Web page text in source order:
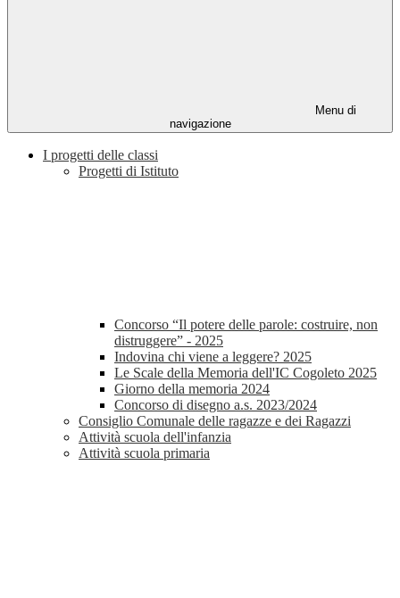
Menu di
navigazione
I progetti delle classi
Progetti di Istituto
Concorso “Il potere delle parole: costruire, non
distruggere” - 2025
Indovina chi viene a leggere? 2025
Le Scale della Memoria dell'IC Cogoleto 2025
Giorno della memoria 2024
Concorso di disegno a.s. 2023/2024
Consiglio Comunale delle ragazze e dei Ragazzi
Attività scuola dell'infanzia
Attività scuola primaria